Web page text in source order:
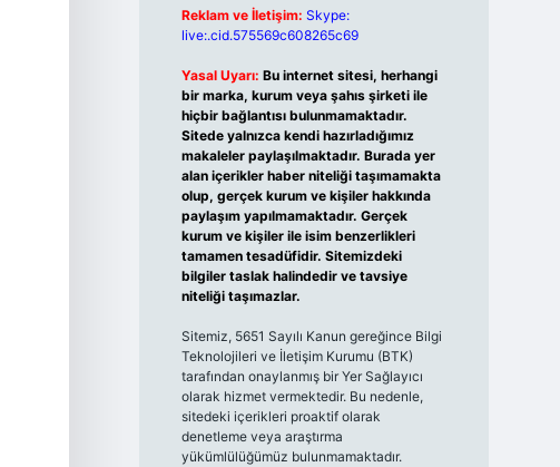
Reklam ve İletişim: Skype:
live:.cid.575569c608265c69
Yasal Uyarı: Bu internet sitesi, herhangi
bir marka, kurum veya şahıs şirketi ile
hiçbir bağlantısı bulunmamaktadır.
Sitede yalnızca kendi hazırladığımız
makaleler paylaşılmaktadır. Burada yer
alan içerikler haber niteliği taşımamakta
olup, gerçek kurum ve kişiler hakkında
paylaşım yapılmamaktadır. Gerçek
kurum ve kişiler ile isim benzerlikleri
tamamen tesadüfidir. Sitemizdeki
bilgiler taslak halindedir ve tavsiye
niteliği taşımazlar.
Sitemiz, 5651 Sayılı Kanun gereğince Bilgi
Teknolojileri ve İletişim Kurumu (BTK)
tarafından onaylanmış bir Yer Sağlayıcı
olarak hizmet vermektedir. Bu nedenle,
sitedeki içerikleri proaktif olarak
denetleme veya araştırma
yükümlülüğümüz bulunmamaktadır.